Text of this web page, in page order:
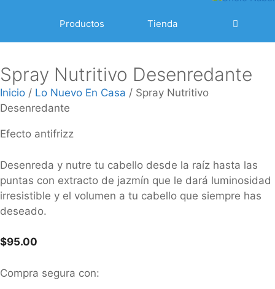
Productos Tienda
Spray Nutritivo Desenredante
Inicio / Lo Nuevo En Casa / Spray Nutritivo
Desenredante
Efecto antifrizz
Desenreda y nutre tu cabello desde la raíz hasta las
puntas con extracto de jazmín que le dará luminosidad
irresistible y el volumen a tu cabello que siempre has
deseado.
$95.00
Compra segura con: